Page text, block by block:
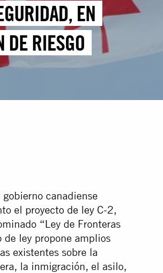
EN
DE RIESGO
canadiense
el proyecto de ley C-2,
“Ley de Fronteras
de ley propone amplios
existentes sobre la
la inmigración, el asilo,